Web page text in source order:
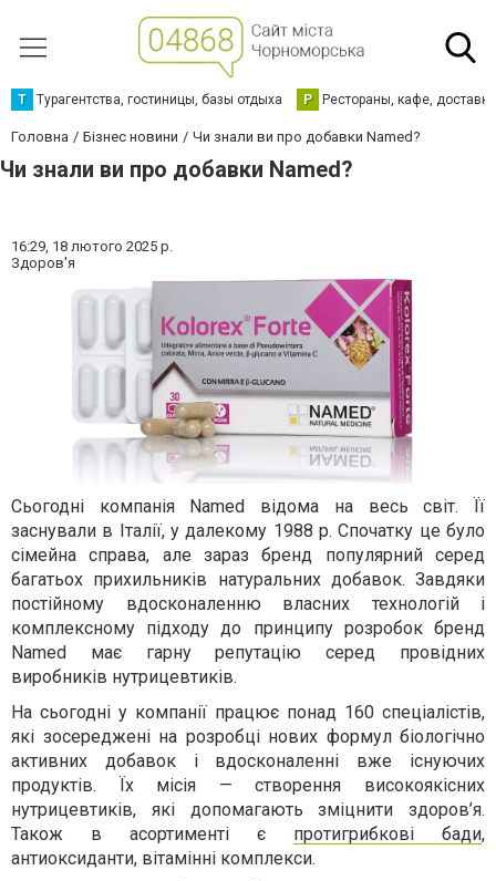
Т Турагентства, гостиницы, базы отдыха Р Рестораны, кафе,
Головна Бізнес новини Чи знали ви про добавки Named?
Чи знали ви про добавки Named?
16:29, 18 лютого 2025 р.
Здоров'я
Сьогодні компанія Named відома на весь світ. Її
заснували в Італії, у далекому 1988 р. Спочатку це було
сімейна справа, але зараз бренд популярний серед
багатьох прихильників натуральних добавок. Завдяки
постійному вдосконаленню власних технологій і
комплексному підходу до принципу розробок бренд
Named має гарну репутацію серед провідних
виробників нутрицевтиків.
На сьогодні у компанії працює понад 160 спеціалістів,
які зосереджені на розробці нових формул біологічно
активних добавок і вдосконаленні вже існуючих
продуктів. Їх місія — створення високоякісних
нутрицевтиків, які допомагають зміцнити здоров’я.
Також в асортименті є протигрибкові бади,
антиоксиданти, вітамінні комплекси.